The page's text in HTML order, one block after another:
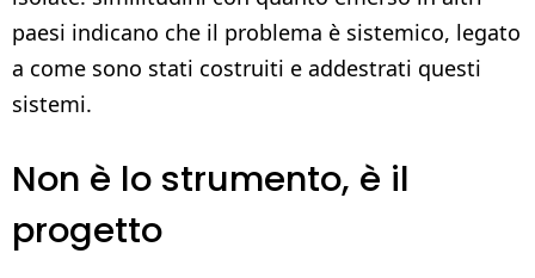
paesi indicano che il problema è sistemico, legato
a come sono stati costruiti e addestrati questi
sistemi.
Non è lo strumento, è il
progetto